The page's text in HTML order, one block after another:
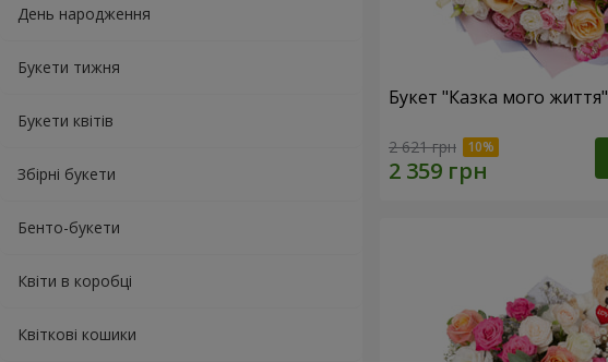
День народження
Букети тижня
Букети квітів
Збірні букети
Бенто-букети
Квіти в коробці
Квіткові кошики
Букет "Казка мого життя"
2 621 грн